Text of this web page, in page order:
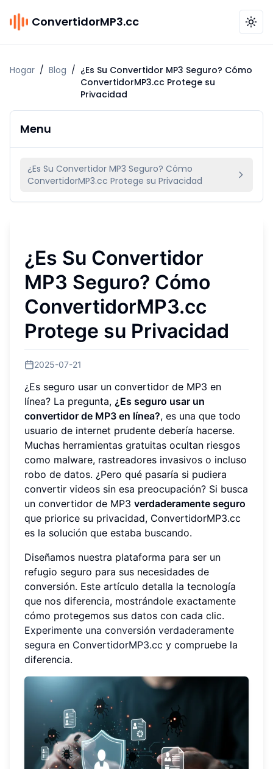
ConvertidorMP3.cc
Hogar / Blog / ¿Es Su Convertidor MP3 Seguro? Cómo
ConvertidorMP3.cc Protege su
Privacidad
Menu
¿Es Su Convertidor MP3 Seguro? Cómo
ConvertidorMP3.cc Protege su Privacidad
¿Es Su Convertidor
MP3 Seguro? Cómo
ConvertidorMP3.cc
Protege su Privacidad
2025-07-21
¿Es seguro usar un convertidor de MP3 en
línea? La pregunta, ¿Es seguro usar un
convertidor de MP3 en línea?, es una que todo
usuario de internet prudente debería hacerse.
Muchas herramientas gratuitas ocultan riesgos
como malware, rastreadores invasivos o incluso
robo de datos. ¿Pero qué pasaría si pudiera
convertir videos sin esa preocupación? Si busca
un convertidor de MP3 verdaderamente seguro
que priorice su privacidad, ConvertidorMP3.cc
es la solución que estaba buscando.
Diseñamos nuestra plataforma para ser un
refugio seguro para sus necesidades de
conversión. Este artículo detalla la tecnología
que nos diferencia, mostrándole exactamente
cómo protegemos sus datos con cada clic.
Experimente una conversión verdaderamente
segura en ConvertidorMP3.cc y compruebe la
diferencia.